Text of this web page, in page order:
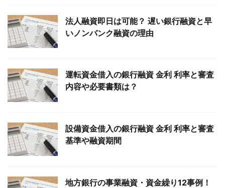
法人融資即日は可能？ 遅い銀行融資と早
いノンバンク融資の理由
運転資金借入の銀行融資 金利 利率と審査
内容や必要書類は？
設備資金借入の銀行融資 金利 利率と審査
基準や融資期間
地方銀行の事業融資・資金繰り12事例！